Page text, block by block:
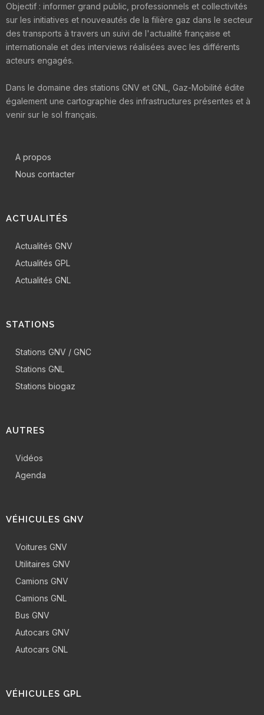
Objectif : informer grand public, professionnels et collectivités
sur les initiatives et nouveautés de la filière gaz dans le secteur
des transports à travers un suivi de l'actualité française et
internationale et des interviews réalisées avec les différents
acteurs engagés.
Dans le domaine des stations GNV et GNL, Gaz-Mobilité édite
également une cartographie des infrastructures présentes et à
venir sur le sol français.
A propos
Nous contacter
ACTUALITÉS
Actualités GNV
Actualités GPL
Actualités GNL
STATIONS
Stations GNV / GNC
Stations GNL
Stations biogaz
AUTRES
Vidéos
Agenda
VÉHICULES GNV
Voitures GNV
Utilitaires GNV
Camions GNV
Camions GNL
Bus GNV
Autocars GNV
Autocars GNL
VÉHICULES GPL